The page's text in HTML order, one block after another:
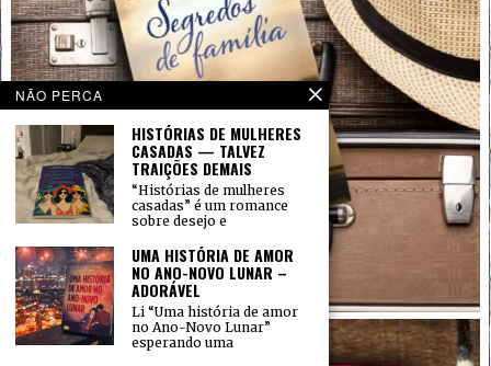
NÃO PERCA
HISTÓRIAS DE MULHERES
CASADAS — TALVEZ
TRAIÇÕES DEMAIS
“Histórias de mulheres
casadas” é um romance
sobre desejo e
UMA HISTÓRIA DE AMOR
NO ANO-NOVO LUNAR –
ADORÁVEL
Li “Uma história de amor
no Ano-Novo Lunar”
esperando uma